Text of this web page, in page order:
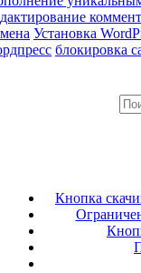
Установка
блокировка
Кнопка